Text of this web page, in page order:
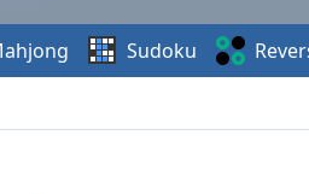
Sudoku